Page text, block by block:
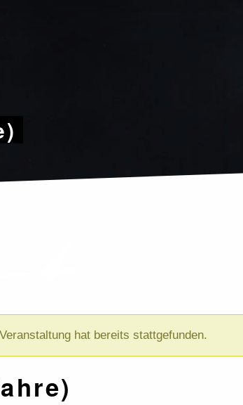
hat bereits stattgefunden.